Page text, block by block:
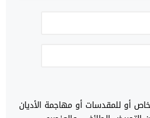
أو للمقدسات أو مهاجمة الأديان